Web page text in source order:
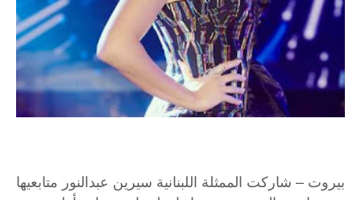
بيروت – شاركت الممثلة اللبنانية سيرين عبدالنور متابعيها